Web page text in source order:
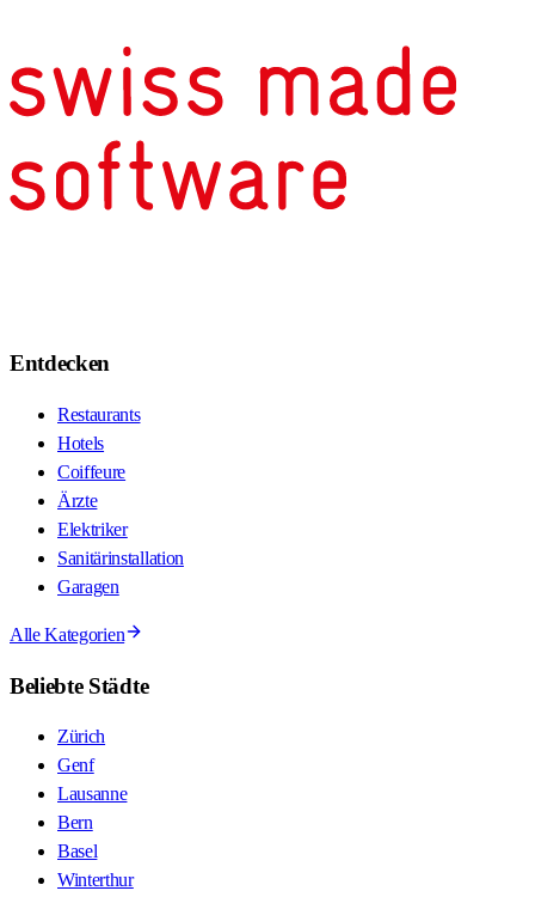
Entdecken
Restaurants
Hotels
Coiffeure
Ärzte
Elektriker
Sanitärinstallation
Garagen
Alle Kategorien
Beliebte Städte
Zürich
Genf
Lausanne
Bern
Basel
Winterthur